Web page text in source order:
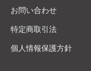
お問い合わせ
特定商取引法
個人情報保護方針